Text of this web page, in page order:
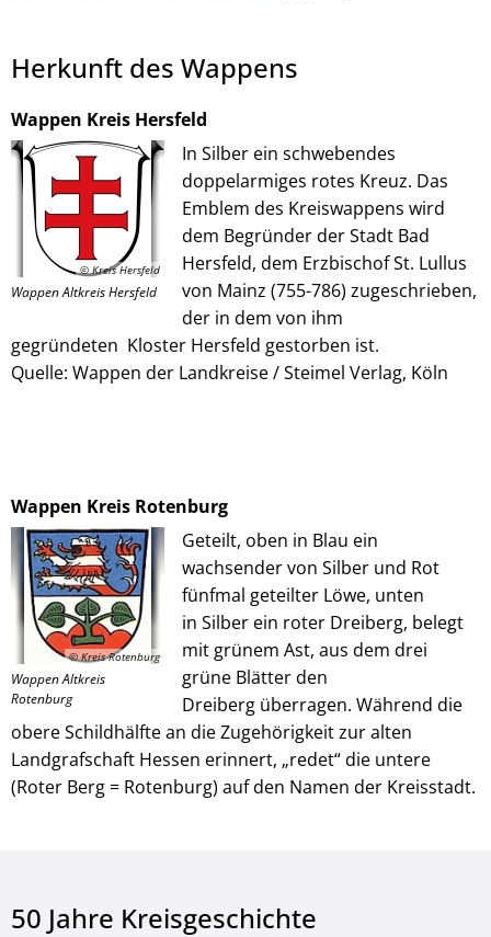
Herkunft des Wappens
Wappen Kreis Hersfeld
© Kreis Hersfeld
Wappen Altkreis Hersfeld
In Silber ein schwebendes
doppelarmiges rotes Kreuz. Das
Emblem des Kreiswappens wird
dem Begründer der Stadt Bad
Hersfeld, dem Erzbischof St. Lullus
von Mainz (755-786) zugeschrieben,
der in dem von ihm
gegründeten Kloster Hersfeld gestorben ist.
Quelle: Wappen der Landkreise / Steimel Verlag, Köln
Wappen Kreis Rotenburg
© Kreis Rotenburg
Wappen Altkreis
Rotenburg
Geteilt, oben in Blau ein
wachsender von Silber und Rot
fünfmal geteilter Löwe, unten
in Silber ein roter Dreiberg, belegt
mit grünem Ast, aus dem drei
grüne Blätter den
Dreiberg überragen. Während die
obere Schildhälfte an die Zugehörigkeit zur alten
Landgrafschaft Hessen erinnert, „redet“ die untere
(Roter Berg = Rotenburg) auf den Namen der Kreisstadt.
50 Jahre Kreisgeschichte